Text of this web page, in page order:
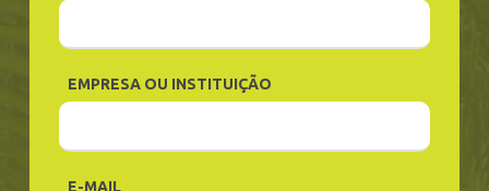
EMPRESA OU INSTITUIÇÃO
E-MAIL